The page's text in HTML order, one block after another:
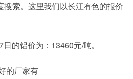
搜索。这里我们以长江有色的报价
的铝价为：13460元/吨。
的厂家有